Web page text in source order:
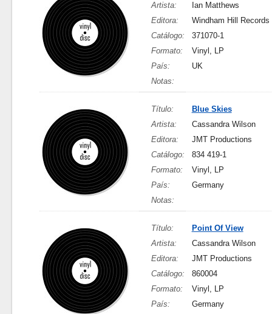
Artista:
Ian Matthews
Editora:
Windham Hill Records
Catálogo:
371070-1
Formato:
Vinyl, LP
País:
UK
Notas:
Título:
Blue Skies
Artista:
Cassandra Wilson
Editora:
JMT Productions
Catálogo:
834 419-1
Formato:
Vinyl, LP
País:
Germany
Notas:
Título:
Point Of View
Artista:
Cassandra Wilson
Editora:
JMT Productions
Catálogo:
860004
Formato:
Vinyl, LP
País:
Germany